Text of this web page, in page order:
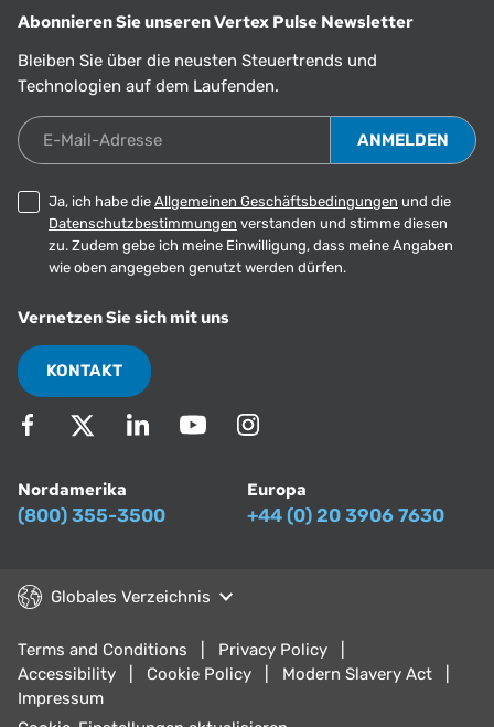
Abonnieren Sie unseren Vertex Pulse Newsletter
Bleiben Sie über die neusten Steuertrends und
Technologien auf dem Laufenden.
E-Mail-Adresse
Ja, ich habe die Allgemeinen Geschäftsbedingungen und die
Datenschutzbestimmungen verstanden und stimme diesen
zu. Zudem gebe ich meine Einwilligung, dass meine Angaben
wie oben angegeben genutzt werden dürfen.
Vernetzen Sie sich mit uns
KONTAKT
Nordamerika
(800) 355-3500
Europa
+44 (0) 20 3906 7630
Globales Verzeichnis
Terms and Conditions
Privacy Policy
Accessibility
Cookie Policy
Modern Slavery Act
Impressum